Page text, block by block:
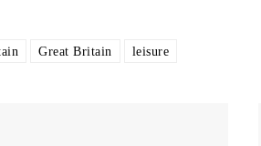
Great Britain leisure